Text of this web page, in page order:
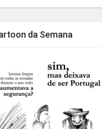
da Semana